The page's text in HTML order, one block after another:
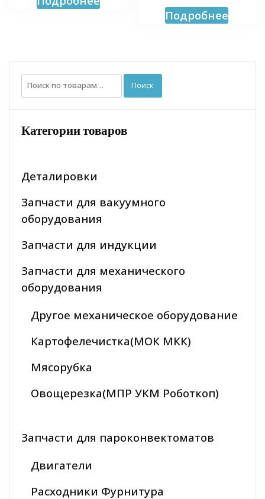
Подробнее
Искать: Поиск
Категории товаров
Деталировки
Запчасти для вакуумного
оборудования
Запчасти для индукции
Запчасти для механического
оборудования
Другое механическое оборудование
Картофелечистка(МОК МКК)
Мясорубка
Овощерезка(МПР УКМ Роботкоп)
Запчасти для пароконвектоматов
Двигатели
Расходники Фурнитура